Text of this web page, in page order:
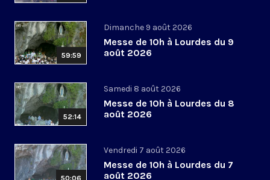
59:59
Dimanche 9 août 2026
Messe de 10h à Lourdes du 9
août 2026
52:14
Samedi 8 août 2026
Messe de 10h à Lourdes du 8
août 2026
50:06
Vendredi 7 août 2026
Messe de 10h à Lourdes du 7
août 2026